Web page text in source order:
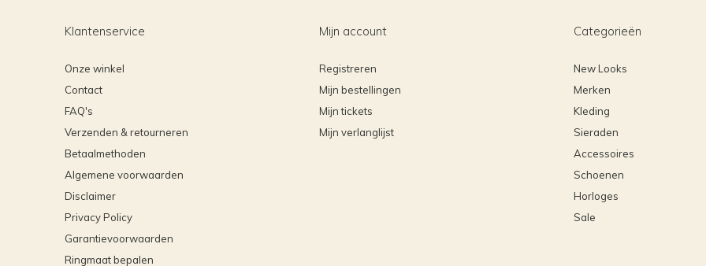
Klantenservice
Onze winkel
Contact
FAQ's
Verzenden & retourneren
Betaalmethoden
Algemene voorwaarden
Disclaimer
Privacy Policy
Garantievoorwaarden
Ringmaat bepalen
Mijn account
Registreren
Mijn bestellingen
Mijn tickets
Mijn verlanglijst
Categorieën
New Looks
Merken
Kleding
Sieraden
Accessoires
Schoenen
Horloges
Sale